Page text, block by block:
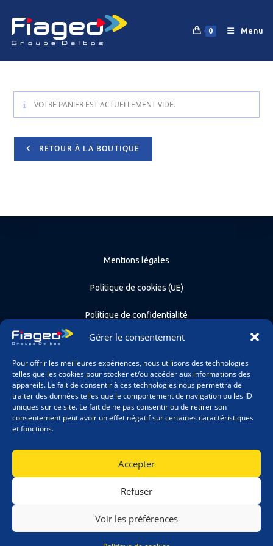
Gérer le consentement
Pour offrir les meilleures expériences, nous utilisons des technologies
telles que les cookies pour stocker et/ou accéder aux informations des
appareils. Le fait de consentir à ces technologies nous permettra de
traiter des données telles que le comportement de navigation ou les ID
uniques sur ce site. Le fait de ne pas consentir ou de retirer son
consentement peut avoir un effet négatif sur certaines caractéristiques
et fonctions.
Accepter
Refuser
Voir les préférences
content
0 Menu
VOTRE PANIER EST ACTUELLEMENT VIDE.
RETOUR À LA BOUTIQUE
Mentions légales
Politique de cookies (UE)
Politique de confidentialité
Conditions générales de vente
Contact
Recrutement
S’ouvre
dans
un
onglet
S’ouvre
dans
un
onglet